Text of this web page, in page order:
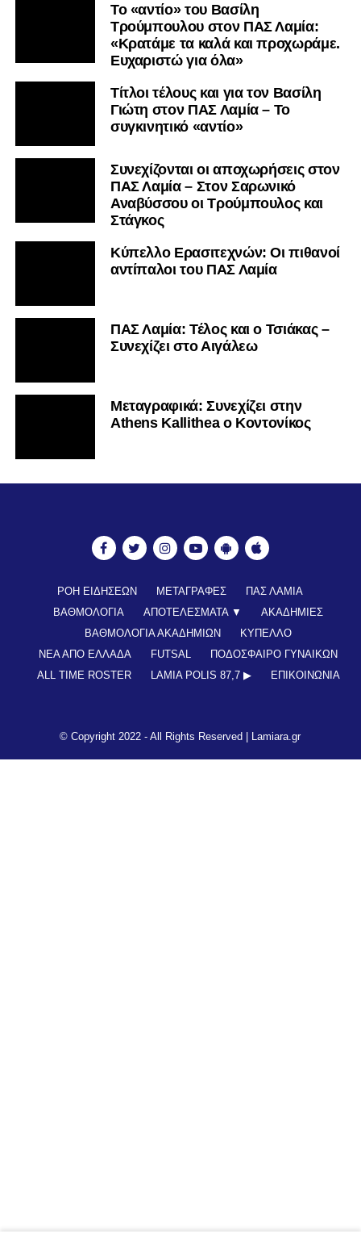
Το «αντίο» του Βασίλη
Τρούμπουλου στον ΠΑΣ Λαμία:
«Κρατάμε τα καλά και προχωράμε.
Ευχαριστώ για όλα»
Τίτλοι τέλους και για τον Βασίλη
Γιώτη στον ΠΑΣ Λαμία – Το
συγκινητικό «αντίο»
Συνεχίζονται οι αποχωρήσεις στον
ΠΑΣ Λαμία – Στον Σαρωνικό
Αναβύσσου οι Τρούμπουλος και
Στάγκος
Κύπελλο Ερασιτεχνών: Οι πιθανοί
αντίπαλοι του ΠΑΣ Λαμία
ΠΑΣ Λαμία: Τέλος και ο Τσιάκας –
Συνεχίζει στο Αιγάλεω
Mεταγραφικά: Συνεχίζει στην
Athens Kallithea ο Κοντονίκος
ΡΟΗ ΕΙΔΗΣΕΩΝ ΜΕΤΑΓΡΑΦΕΣ
ΠΑΣ ΛΑΜΙΑ
ΒΑΘΜΟΛΟΓΙΑ
ΑΠΟΤΕΛΕΣΜΑΤΑ ▼
ΑΚΑΔΗΜΙΕΣ
ΒΑΘΜΟΛΟΓΙΑ ΑΚΑΔΗΜΙΩΝ
ΚΥΠΕΛΛΟ
ΝΕΑ ΑΠΟ ΕΛΛΑΔΑ
FUTSAL
ΠΟΔΟΣΦΑΙΡΟ ΓΥΝΑΙΚΩΝ
ALL TIME ROSTER
LAMIA POLIS 87,7 ▶︎ ΕΠΙΚΟΙΝΩΝΊΑ
© Copyright 2022 - All Rights Reserved | Lamiara.gr